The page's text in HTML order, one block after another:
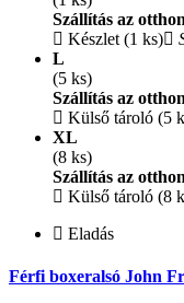
Szállítás az
Készlet (1 ks)
L
(5 ks)
Szállítás az
Külső tároló (5
XL
(8 ks)
Szállítás az
Külső tároló (8
Eladás
Férfi boxeralsó John